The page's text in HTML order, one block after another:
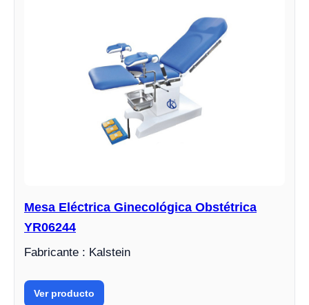
Mesa Eléctrica Ginecológica Obstétrica
YR06244
Fabricante : Kalstein
Ver producto